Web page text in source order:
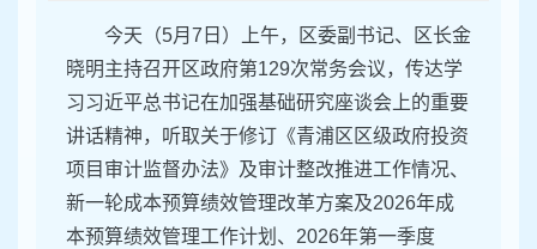
今天（5月7日）上午，区委副书记、区长金
晓明主持召开区政府第129次常务会议，传达学
习习近平总书记在加强基础研究座谈会上的重要
讲话精神，听取关于修订《青浦区区级政府投资
项目审计监督办法》及审计整改推进工作情况、
新一轮成本预算绩效管理改革方案及2026年成
本预算绩效管理工作计划、2026年第一季度